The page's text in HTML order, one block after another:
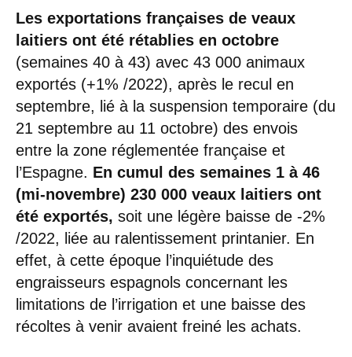
Les exportations françaises de veaux
laitiers ont été rétablies en octobre
(semaines 40 à 43) avec 43 000 animaux
exportés (+1% /2022), après le recul en
septembre, lié à la suspension temporaire (du
21 septembre au 11 octobre) des envois
entre la zone réglementée française et
l’Espagne. En cumul des semaines 1 à 46
(mi-novembre) 230 000 veaux laitiers ont
été exportés, soit une légère baisse de -2%
/2022, liée au ralentissement printanier. En
effet, à cette époque l’inquiétude des
engraisseurs espagnols concernant les
limitations de l’irrigation et une baisse des
récoltes à venir avaient freiné les achats.